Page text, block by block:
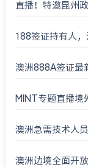
直播！特邀昆州
188签证持有人，
澳洲888A签证最
MINT专题直播境
澳洲急需技术人
澳洲边境全面开